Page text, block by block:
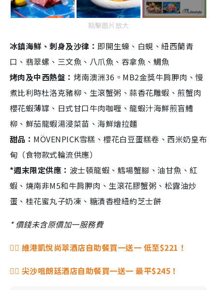
點擊圖片放大
冰鎮海鮮、刺身及沙律： 即開生蠔、白蜆、紐西蘭青
口、翡翠螺、三文魚、八爪魚、吞拿魚、鯛魚
烤肉及中西熱盤： 烤南澳洲36。MB2金獎牛肩胛肉、慢
煮比利時杜洛克豬柳、生滾蟹粥、蒜香花雕蝦、煎蟹肉
櫻花蝦薄罉、日式甘口牛肉咖喱、龍蝦汁海鮮煎盲鰽
柳、鮮茄龍蝦湯浸菜苗、海鮮燴拉麵
甜品： MÖVENPICK雪糕、櫻花白豆蛋糕卷、西米奶皇布
甸（食物款式輪流供應）
*週末限定供應： 波士頓龍蝦、鱈場蟹腳、油甘魚、紅
蝦、燒南非M5和牛肩胛肉、生滾花膠蟹粥、松露油炒
蛋、桂花蜜丸子奶凍、糖漬香橙紐約芝士餅
* 價錢未含原價加一服務費
👉🏻 維港凱悅尚萃酒店自助餐買一送一 低至$221！
👉🏻 尖沙咀朗廷酒店自助餐買一送一 最平$245！